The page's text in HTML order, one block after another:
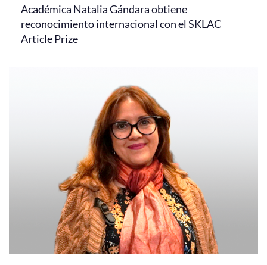
Académica Natalia Gándara obtiene
reconocimiento internacional con el SKLAC
Article Prize